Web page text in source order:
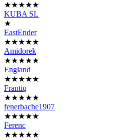
★★★★★
KUBA SL
★
EastEnder
★★★★★
Amidorek
★★★★★
England
★★★★★
Frantiq
★★★★★
fenerbache1907
★★★★★
Ferenc
★★★★★